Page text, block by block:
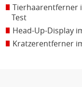
Tierhaarentferner
Test
Head-Up-Display
Kratzerentferner